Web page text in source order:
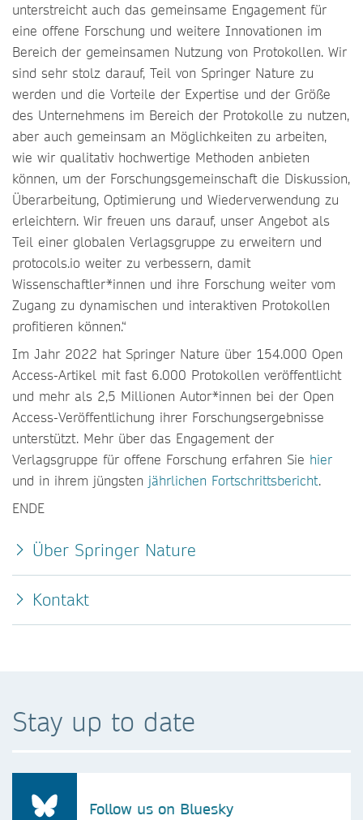
unterstreicht auch das gemeinsame Engagement für
eine offene Forschung und weitere Innovationen im
Bereich der gemeinsamen Nutzung von Protokollen. Wir
sind sehr stolz darauf, Teil von Springer Nature zu
werden und die Vorteile der Expertise und der Größe
des Unternehmens im Bereich der Protokolle zu nutzen,
aber auch gemeinsam an Möglichkeiten zu arbeiten,
wie wir qualitativ hochwertige Methoden anbieten
können, um der Forschungsgemeinschaft die Diskussion,
Überarbeitung, Optimierung und Wiederverwendung zu
erleichtern. Wir freuen uns darauf, unser Angebot als
Teil einer globalen Verlagsgruppe zu erweitern und
protocols.io weiter zu verbessern, damit
Wissenschaftler*innen und ihre Forschung weiter vom
Zugang zu dynamischen und interaktiven Protokollen
profitieren können.“
Im Jahr 2022 hat Springer Nature über 154.000 Open
Access-Artikel mit fast 6.000 Protokollen veröffentlicht
und mehr als 2,5 Millionen Autor*innen bei der Open
Access-Veröffentlichung ihrer Forschungsergebnisse
unterstützt. Mehr über das Engagement der
Verlagsgruppe für offene Forschung erfahren Sie hier
und in ihrem jüngsten jährlichen Fortschrittsbericht.
ENDE
Über Springer Nature
Kontakt
Stay up to date
Follow us on Bluesky